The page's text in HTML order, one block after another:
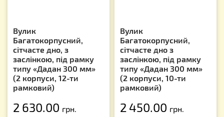
Вулик
Багатокорпусний,
сітчасте дно, з
заслінкою, під рамку
типу «Дадан 300 мм»
(2 корпуси, 12-ти
рамковий)
2 630.00 грн.
Вулик
Багатокорпусний,
сітчасте дно з
заслінкою, під рамку
типу «Дадан 300 мм»
(2 корпуси, 10-ти
рамковий)
2 450.00 грн.